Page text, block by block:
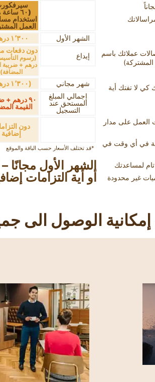
عملائك باسم
كي لا تفتك أية
العمل على مدار
في أي وقت في
لمساعدتك
غير محدودة
(٦٠
استخدام
العمل
الشهر الأول ١٬٣٠٠ درهم
إيداع
دون دفعات
درهم + ضريبة
المضافة)
شهر مجاني (١٬٣٠٠ درهم)
إجمالي المبلغ
المستحق عند
التسجيل
٩٠ درهم +
القيمة
دون
إضافية
*قد تختلف الأسعار حسب الباقة والموقع
الشهر الأول مجانًا
أو أية التزامات
الوصول الى